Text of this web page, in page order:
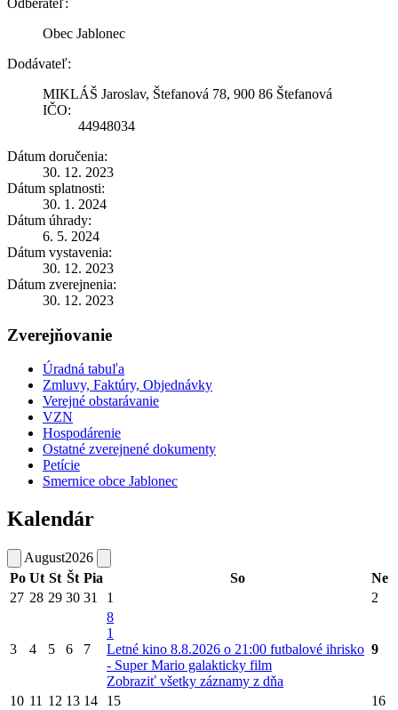
Obec Jablonec
Dodávateľ:
MIKLÁŠ Jaroslav, Štefanová 78, 900 86 Štefanová
IČO:
44948034
Dátum doručenia:
30. 12. 2023
Dátum splatnosti:
30. 1. 2024
Dátum úhrady:
6. 5. 2024
Dátum vystavenia:
30. 12. 2023
Dátum zverejnenia:
30. 12. 2023
Zverejňovanie
Úradná tabuľa
Zmluvy, Faktúry, Objednávky
Verejné obstarávanie
VZN
Hospodárenie
Ostatné zverejnené dokumenty
Petície
Smernice obce Jablonec
Kalendár
August2026
Po Ut St Št Pia So
Ne
27 28 29 30 31 1 2
3 4 5 6 7
8
1
Letné kino 8.8.2026 o 21:00 futbalové ihrisko
- Super Mario galakticky film
Zobraziť všetky záznamy z dňa
9
10 11 12 13 14 15
16